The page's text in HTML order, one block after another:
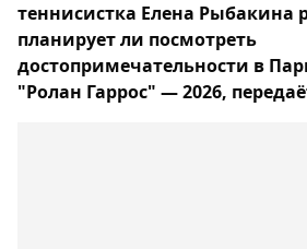
теннисистка Елена Рыбакина
планирует ли посмотреть
достопримечательности в
"Ролан Гаррос" — 2026,